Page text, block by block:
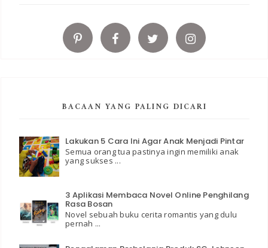
BACAAN YANG PALING DICARI
Lakukan 5 Cara Ini Agar Anak Menjadi Pintar
Semua orang tua pastinya ingin memiliki anak
yang sukses ...
3 Aplikasi Membaca Novel Online Penghilang
Rasa Bosan
Novel sebuah buku cerita romantis yang dulu
pernah ...